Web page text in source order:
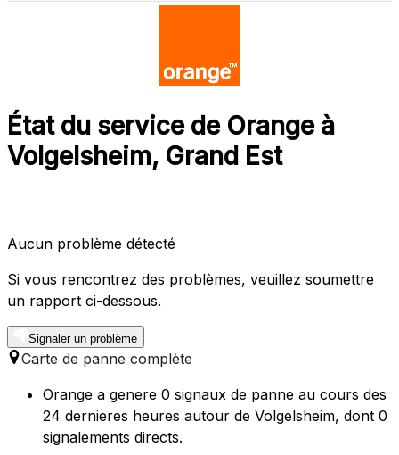
État du service de Orange à
Volgelsheim, Grand Est
Aucun problème détecté
Si vous rencontrez des problèmes, veuillez soumettre
un rapport ci-dessous.
Signaler un problème
Carte de panne complète
Orange a genere 0 signaux de panne au cours des
24 dernieres heures autour de Volgelsheim, dont 0
signalements directs.